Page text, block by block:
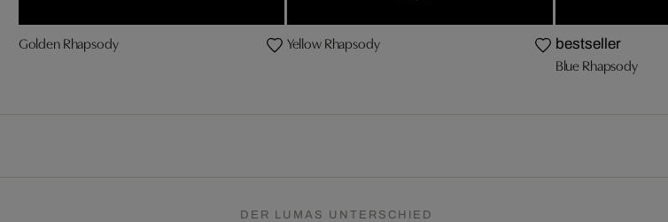
Golden Rhapsody Yellow Rhapsody bestseller
Blue Rhapsody
DER LUMAS UNTERSCHIED